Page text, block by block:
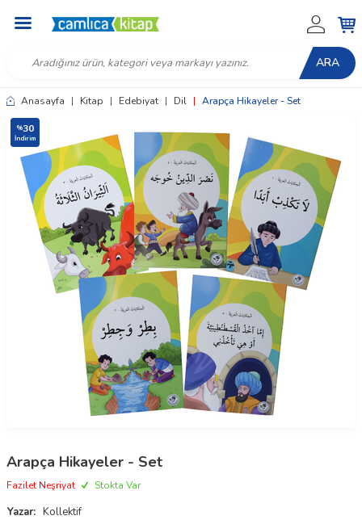
ARA
Anasayfa | Kitap | Edebiyat | Dil | Arapça Hikayeler - Set
%30
İndirim
Arapça Hikayeler - Set
Fazilet Neşriyat Stokta Var
Yazar: Kollektif